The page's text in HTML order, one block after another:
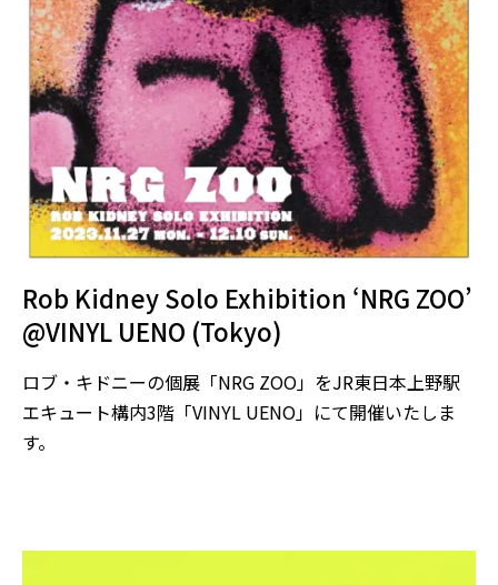
Rob Kidney Solo Exhibition ‘NRG ZOO’
@VINYL UENO (Tokyo)
ロブ・キドニーの個展「NRG ZOO」をJR東日本上野駅
エキュート構内3階「VINYL UENO」にて開催いたしま
す。